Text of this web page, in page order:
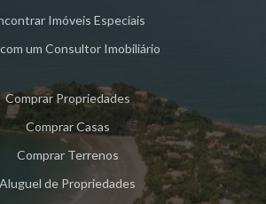
Imóveis Especiais
um Consultor Imobiliário
ComprarPropriedades
ComprarCasas
ComprarTerrenos
Aluguel de Propriedades